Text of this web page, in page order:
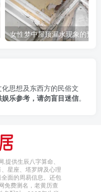
女性梦中屋顶漏水现象的预示
思想及东西方的民俗文
娱乐参考，请勿盲目迷信。
提供生辰八字算命、
星座、塔罗牌及心理
面的周易信息。还包
免费测名，老黄历查